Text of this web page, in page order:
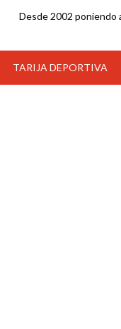
Desde 2002 poniendo
TARIJA DEPORTIVA